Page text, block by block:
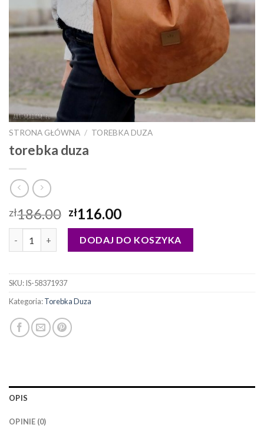
STRONA GŁÓWNA / TOREBKA DUZA
torebka duza
zł186.00 zł116.00
DODAJ DO KOSZYKA
SKU:IS-58371937
Kategoria:Torebka Duza
OPIS
OPINIE (0)